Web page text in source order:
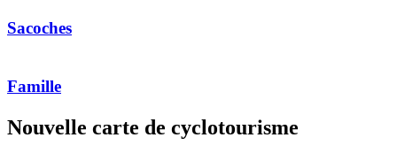
Sacoches
Famille
Nouvelle carte de cyclotourisme